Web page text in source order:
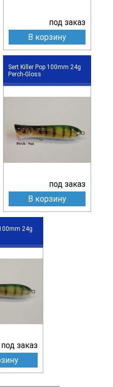
под заказ
В корзину
Sert Killer Pop 100mm 24g
Perch-Gloss
под заказ
В корзину
24g
под заказ